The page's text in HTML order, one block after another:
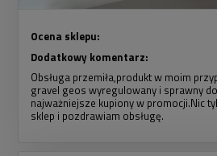
Ocena sklepu:
Dodatkowy komentarz:
Obsługa przemiła,produkt w moim
gravel geos wyregulowany i sprawny
najważniejsze kupiony w promocji.Nic
sklep i pozdrawiam obsługę.